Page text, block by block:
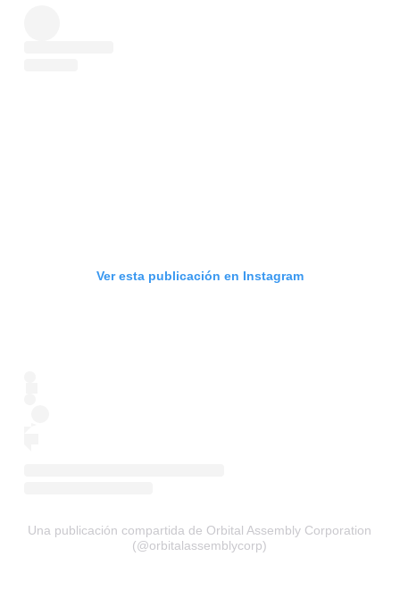
Ver esta publicación en Instagram
Una publicación compartida de Orbital Assembly Corporation
(@orbitalassemblycorp)